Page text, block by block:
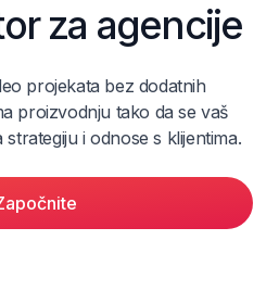
za agencije
projekata bez dodatnih
proizvodnju tako da se vaš
i odnose s klijentima.